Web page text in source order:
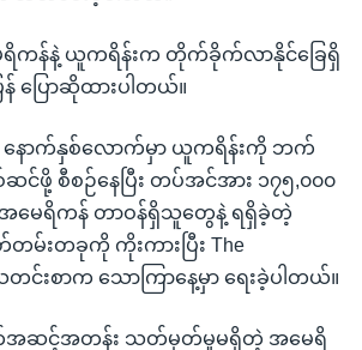
ကန်နဲ့ ယူကရိန်းက တိုက်ခိုက်လာနိုင်ခြေရှိ
ပြောဆိုထားပါတယ်။
နောက်နှစ်လောက်မှာ ယူကရိန်းကို ဘက်
ဆင်ဖို့ စီစဉ်နေပြီး တပ်အင်အား ၁၇၅,၀၀၀
ေရိကန် တာဝန်ရှိသူတွေနဲ့ ရရှိခဲ့တဲ့
မ်းတခုကို ကိုးကားပြီး The
သတင်းစာက သောကြာနေ့မှာ ရေးခဲ့ပါတယ်။
ဆင့်အတန်း သတ်မှတ်မှုမရှိတဲ့ အမေရိ